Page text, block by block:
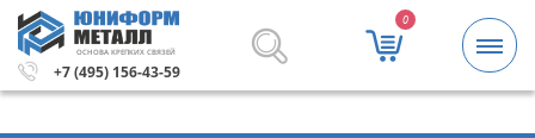
ОСНОВА КРЕПКИХ СВЯЗЕЙ
+7 (495) 156-43-59
0
5000 рублей. Метизы и крепежные изделия